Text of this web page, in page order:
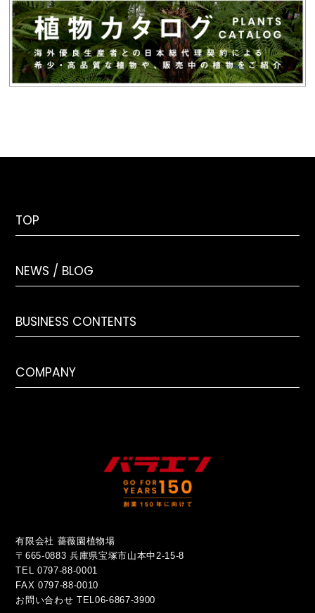
TOP
NEWS / BLOG
BUSINESS CONTENTS
COMPANY
有限会社 薔薇園植物場
〒665-0883 兵庫県宝塚市山本中2-15-8
TEL 0797-88-0001
FAX 0797-88-0010
お問い合わせTEL06-6867-3900